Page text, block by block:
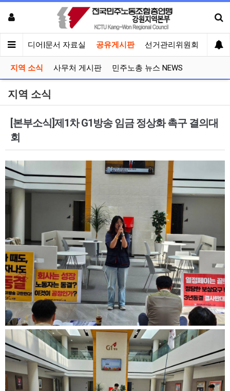
견 미디어|문서 자료실 공유게시판 선거관리위원회
지역 소식 사무처 게시판 민주노총 뉴스 NEWS
지역 소식
[본부소식]제1차 G1방송 임금 정상화 촉구 결의대
회